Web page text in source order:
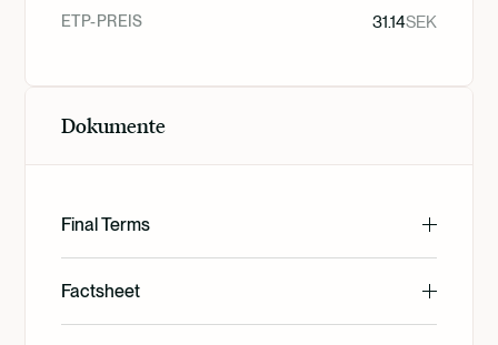
ETP-PREIS 31.14SEK
Dokumente
Final Terms
English
Factsheet